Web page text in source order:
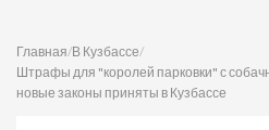
Главная/В Кузбассе/
Штрафы для "королей парковки" с
новые законы приняты в Кузбассе